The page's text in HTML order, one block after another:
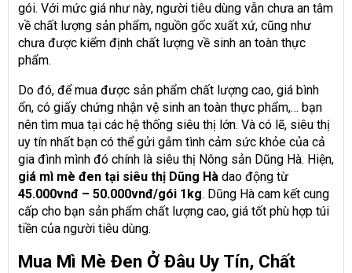
gói. Với mức giá như này, người tiêu dùng vẫn chưa an tâm
về chất lượng sản phẩm, nguồn gốc xuất xứ, cũng như
chưa được kiểm định chất lượng về sinh an toàn thực
phẩm.
Do đó, để mua được sản phẩm chất lượng cao, giá bình
ổn, có giấy chứng nhận vệ sinh an toàn thực phẩm,… bạn
nên tìm mua tại các hệ thống siêu thị lớn. Và có lẽ, siêu thị
uy tín nhất bạn có thể gửi gắm tình cảm sức khỏe của cả
gia đình mình đó chính là siêu thị Nông sản Dũng Hà. Hiện,
giá mì mè đen tại siêu thị Dũng Hà dao động từ
45.000vnđ – 50.000vnđ/gói 1kg. Dũng Hà cam kết cung
cấp cho bạn sản phẩm chất lượng cao, giá tốt phù hợp túi
tiền của người tiêu dùng.
Mua Mì Mè Đen Ở Đâu Uy Tín, Chất